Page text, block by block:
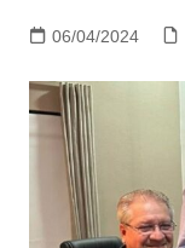
06/04/2024